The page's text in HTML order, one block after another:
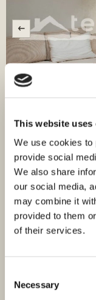
This website uses
We use cookies to
provide social
We also share
our social media,
may combine it
provided to them
of their services.
Selection
Necessary
Die schönste
Villa auf der
Šolta, Šolta
Größe (m²) : 280 M²
Zum Verkauf steht